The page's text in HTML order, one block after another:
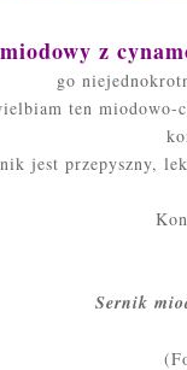
z
go
ten
jest przepyszny,
Sernik